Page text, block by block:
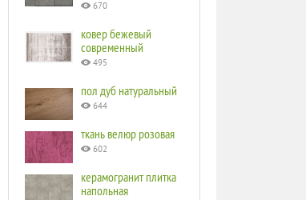
670
ковер бежевый
современный
495
пол дуб натуральный
644
ткань велюр розовая
602
керамогранит плитка
напольная